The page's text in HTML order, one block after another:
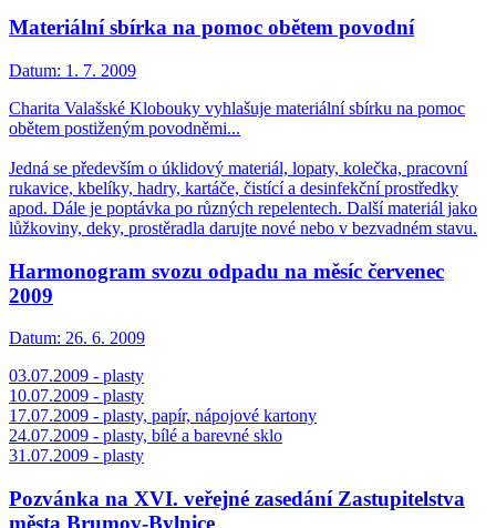
Materiální sbírka na pomoc obětem povodní
Datum: 1. 7. 2009
Charita Valašské Klobouky vyhlašuje materiální sbírku na pomoc
obětem postiženým povodněmi...
Jedná se především o úklidový materiál, lopaty, kolečka, pracovní
rukavice, kbelíky, hadry, kartáče, čistící a desinfekční prostředky
apod. Dále je poptávka po různých repelentech. Další materiál jako
lůžkoviny, deky, prostěradla darujte nové nebo v bezvadném stavu.
Harmonogram svozu odpadu na měsíc červenec
2009
Datum: 26. 6. 2009
03.07.2009 - plasty
10.07.2009 - plasty
17.07.2009 - plasty, papír, nápojové kartony
24.07.2009 - plasty, bílé a barevné sklo
31.07.2009 - plasty
Pozvánka na XVI. veřejné zasedání Zastupitelstva
města Brumov-Bylnice